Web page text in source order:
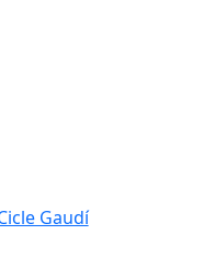
Gaudí